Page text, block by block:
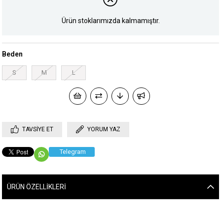
Ürün stoklarımızda kalmamıştır.
Beden
S M L
TAVSIYE ET YORUM YAZ
Telegram
ÜRÜN ÖZELLIKLERI